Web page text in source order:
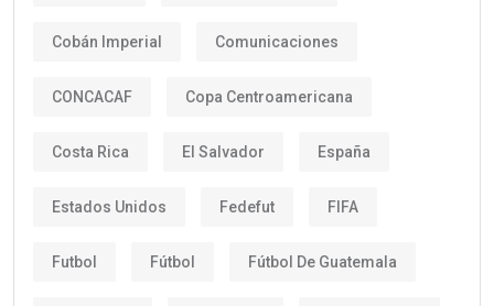
Cobán Imperial Comunicaciones
CONCACAF Copa Centroamericana
Costa Rica El Salvador España
Estados Unidos Fedefut FIFA
Futbol Fútbol Fútbol De Guatemala